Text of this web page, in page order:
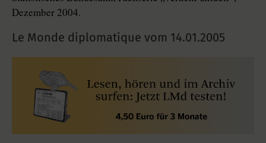
Dezember 2004.
Le Monde diplomatique vom 14.01.2005